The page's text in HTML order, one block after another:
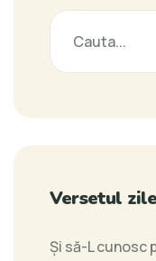
Versetul
Şi să-L cunosc